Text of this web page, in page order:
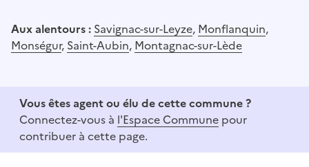
Aux alentours : Savignac-sur-Leyze, Monflanquin,
Monségur, Saint-Aubin, Montagnac-sur-Lède
Vous êtes agent ou élu de cette commune ?
Connectez-vous à l'Espace Commune pour
contribuer à cette page.